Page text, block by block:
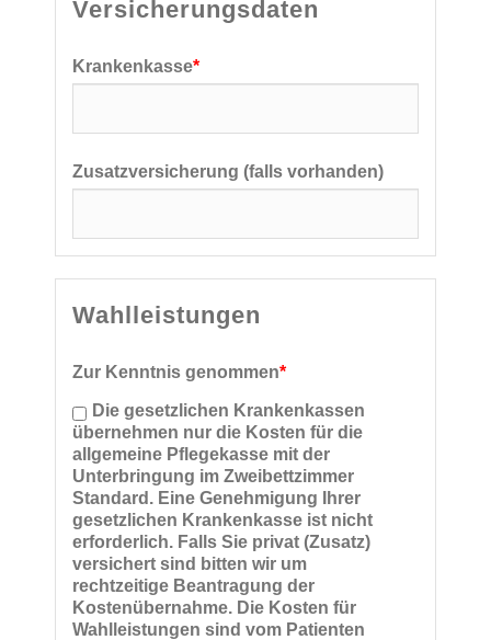
Versicherungsdaten
Krankenkasse*
Zusatzversicherung (falls vorhanden)
Wahlleistungen
Zur Kenntnis genommen*
Die gesetzlichen Krankenkassen
übernehmen nur die Kosten für die
allgemeine Pflegekasse mit der
Unterbringung im Zweibettzimmer
Standard. Eine Genehmigung Ihrer
gesetzlichen Krankenkasse ist nicht
erforderlich. Falls Sie privat (Zusatz)
versichert sind bitten wir um
rechtzeitige Beantragung der
Kostenübernahme. Die Kosten für
Wahlleistungen sind vom Patienten